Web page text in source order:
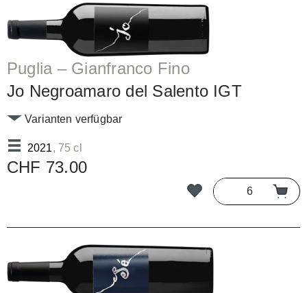
Puglia – Gianfranco Fino
Jo Negroamaro del Salento IGT
2021, 75 cl
Varianten verfügbar
CHF 73.00